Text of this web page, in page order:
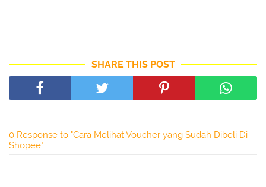
SHARE THIS POST
0 Response to "Cara Melihat Voucher yang Sudah Dibeli Di
Shopee"